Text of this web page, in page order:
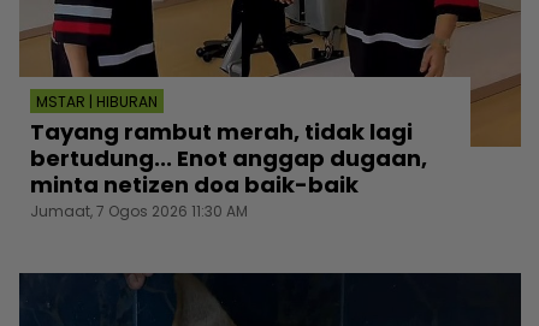
MSTAR | HIBURAN
Tayang rambut merah, tidak lagi
bertudung... Enot anggap dugaan,
minta netizen doa baik-baik
Jumaat, 7 Ogos 2026 11:30 AM